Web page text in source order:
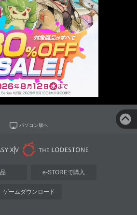
パソコン版へ
e-STOREで購入
ゲームダウンロード